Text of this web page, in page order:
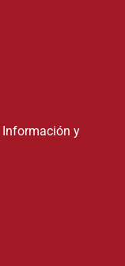
Información y